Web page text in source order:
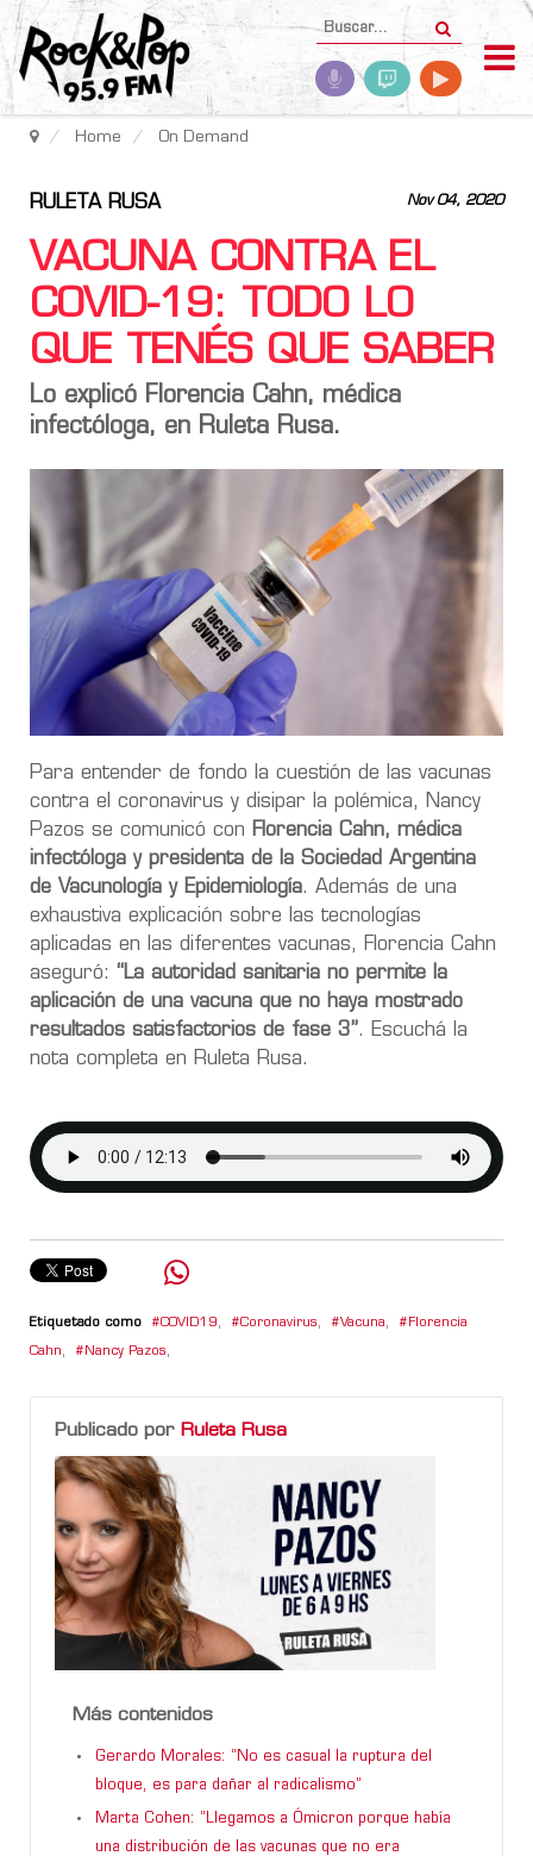
Home On Demand
Nov 04, 2020
RULETA RUSA
VACUNA CONTRA EL
COVID-19: TODO LO
QUE TENÉS QUE SABER
Lo explicó Florencia Cahn, médica
infectóloga, en Ruleta Rusa.
Para entender de fondo la cuestión de las vacunas
contra el coronavirus y disipar la polémica, Nancy
Pazos se comunicó con Florencia Cahn, médica
infectóloga y presidenta de la Sociedad Argentina
de Vacunología y Epidemiología. Además de una
exhaustiva explicación sobre las tecnologías
aplicadas en las diferentes vacunas, Florencia Cahn
aseguró: “La autoridad sanitaria no permite la
aplicación de una vacuna que no haya mostrado
resultados satisfactorios de fase 3”. Escuchá la
nota completa en Ruleta Rusa.
Etiquetado como COVID19, Coronavirus, Vacuna, Florencia
Cahn, Nancy Pazos,
Publicado por Ruleta Rusa
Más contenidos
Gerardo Morales: “No es casual la ruptura del
bloque, es para dañar al radicalismo”
Marta Cohen: “Llegamos a Ómicron porque había
una distribución de las vacunas que no era